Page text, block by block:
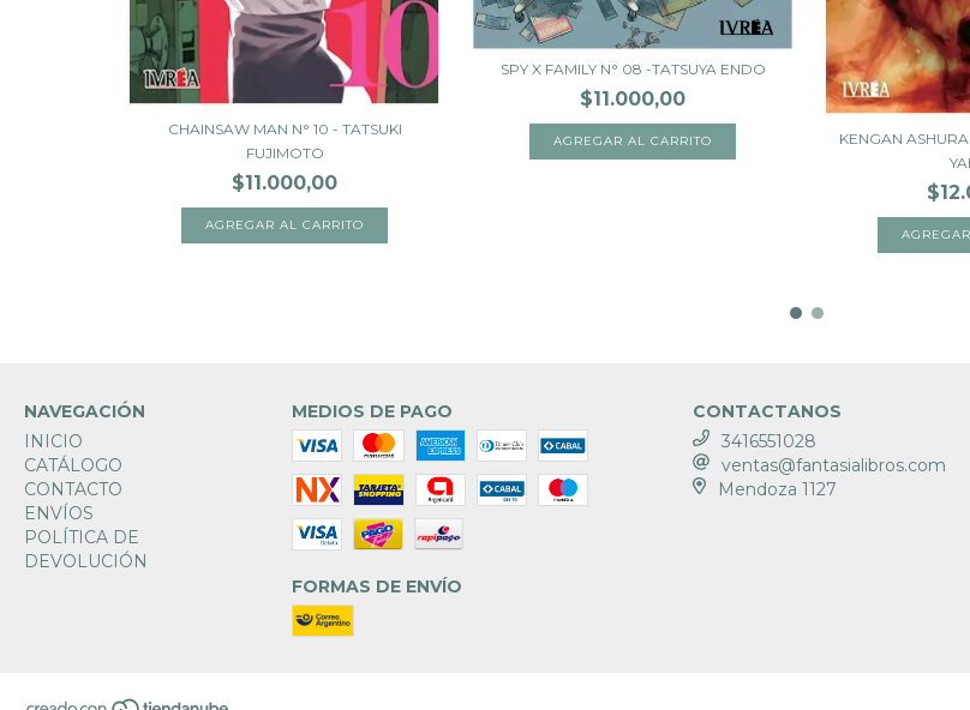
CHAINSAW MAN N° 10 - TATSUKI
FUJIMOTO
$11.000,00
SPY X FAMILY N° 08 -TATSUYA ENDO
$11.000,00
KENGAN
NAVEGACIÓN
INICIO
CATÁLOGO
CONTACTO
ENVÍOS
POLÍTICA DE
DEVOLUCIÓN
MEDIOS DE PAGO
FORMAS DE ENVÍO
CONTACTANOS
3416551028
ventas@fantasialibros.com
Mendoza 1127